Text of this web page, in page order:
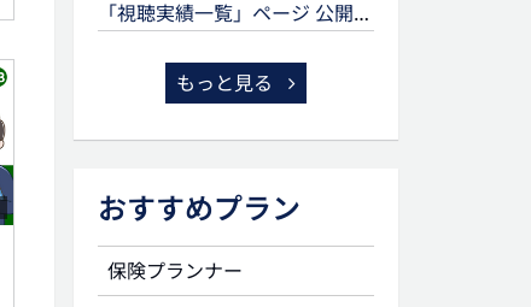
「視聴実績一覧」ページ 公開のお知らせ
もっと見る
おすすめプラン
保険プランナー